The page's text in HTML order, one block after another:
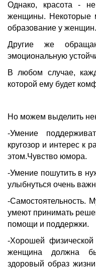
Однако, красота -
женщины. Некоторые
образование у женщин.
Другие же
эмоциональную
В любом случае,
которой ему будет
Но можем выделить
-Умение
кругозор и интерес к
этом.Чувство юмора.
-Умение пошутить в
улыбнуться очень
-Самостоятельность.
умеют принимать
помощи и поддержки.
-Хорошей
женщина должна
здоровый образ